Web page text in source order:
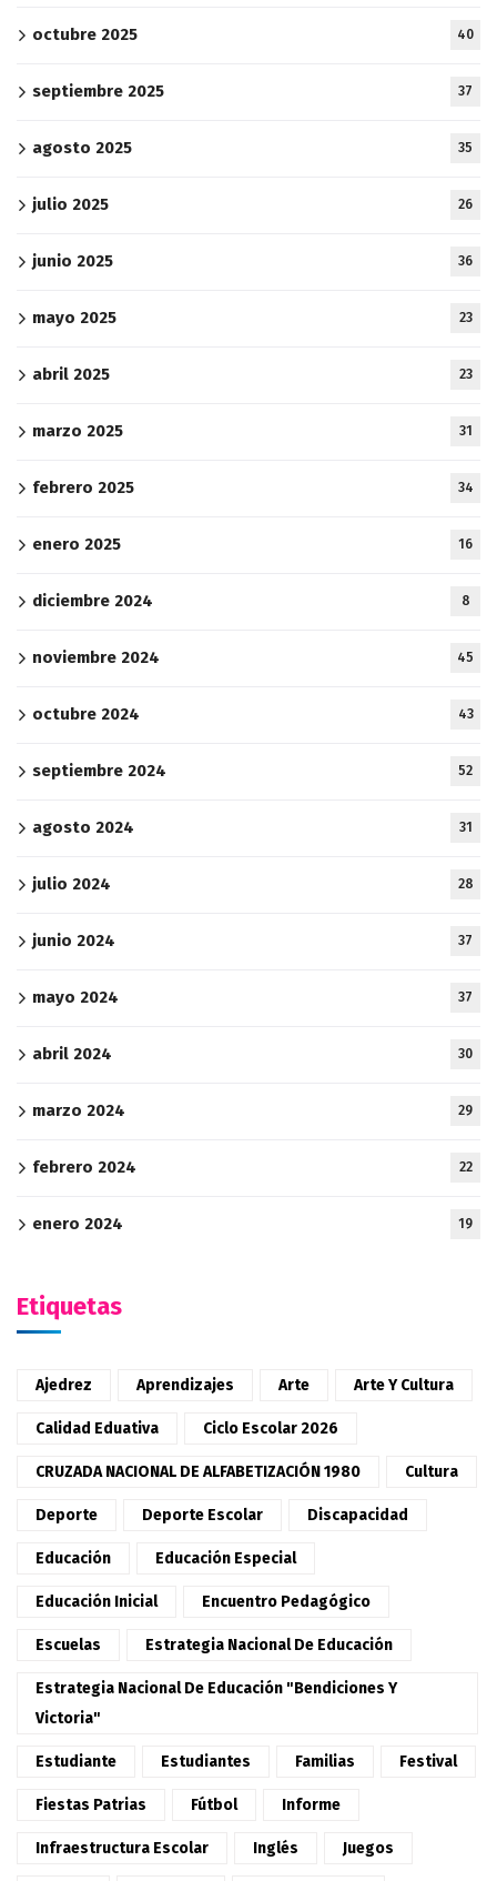
octubre 2025 40
septiembre 2025 37
agosto 2025 35
julio 2025 26
junio 2025 36
mayo 2025 23
abril 2025 23
marzo 2025 31
febrero 2025 34
enero 2025 16
diciembre 2024 8
noviembre 2024 45
octubre 2024 43
septiembre 2024 52
agosto 2024 31
julio 2024 28
junio 2024 37
mayo 2024 37
abril 2024 30
marzo 2024 29
febrero 2024 22
enero 2024 19
Etiquetas
Ajedrez Aprendizajes Arte Arte Y Cultura
Calidad Eduativa Ciclo Escolar 2026
CRUZADA NACIONAL DE ALFABETIZACIÓN 1980 Cultura
Deporte Deporte Escolar Discapacidad
Educación Educación Especial
Educación Inicial Encuentro Pedagógico
Escuelas Estrategia Nacional De Educación
Estrategia Nacional De Educación "Bendiciones Y
Victoria"
Estudiante Estudiantes Familias Festival
Fiestas Patrias Fútbol Informe
Infraestructura Escolar Inglés Juegos